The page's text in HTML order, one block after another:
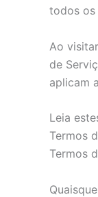
todos os
Ao
de
aplicam
Leia
Termos
Termos